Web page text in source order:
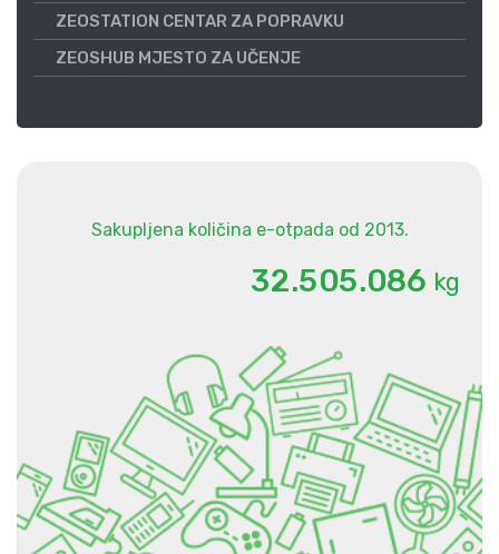
ZEOSTATION CENTAR ZA POPRAVKU
ZEOSHUB MJESTO ZA UČENJE
Sakupljena količina e-otpada od 2013.
32.505.086 kg